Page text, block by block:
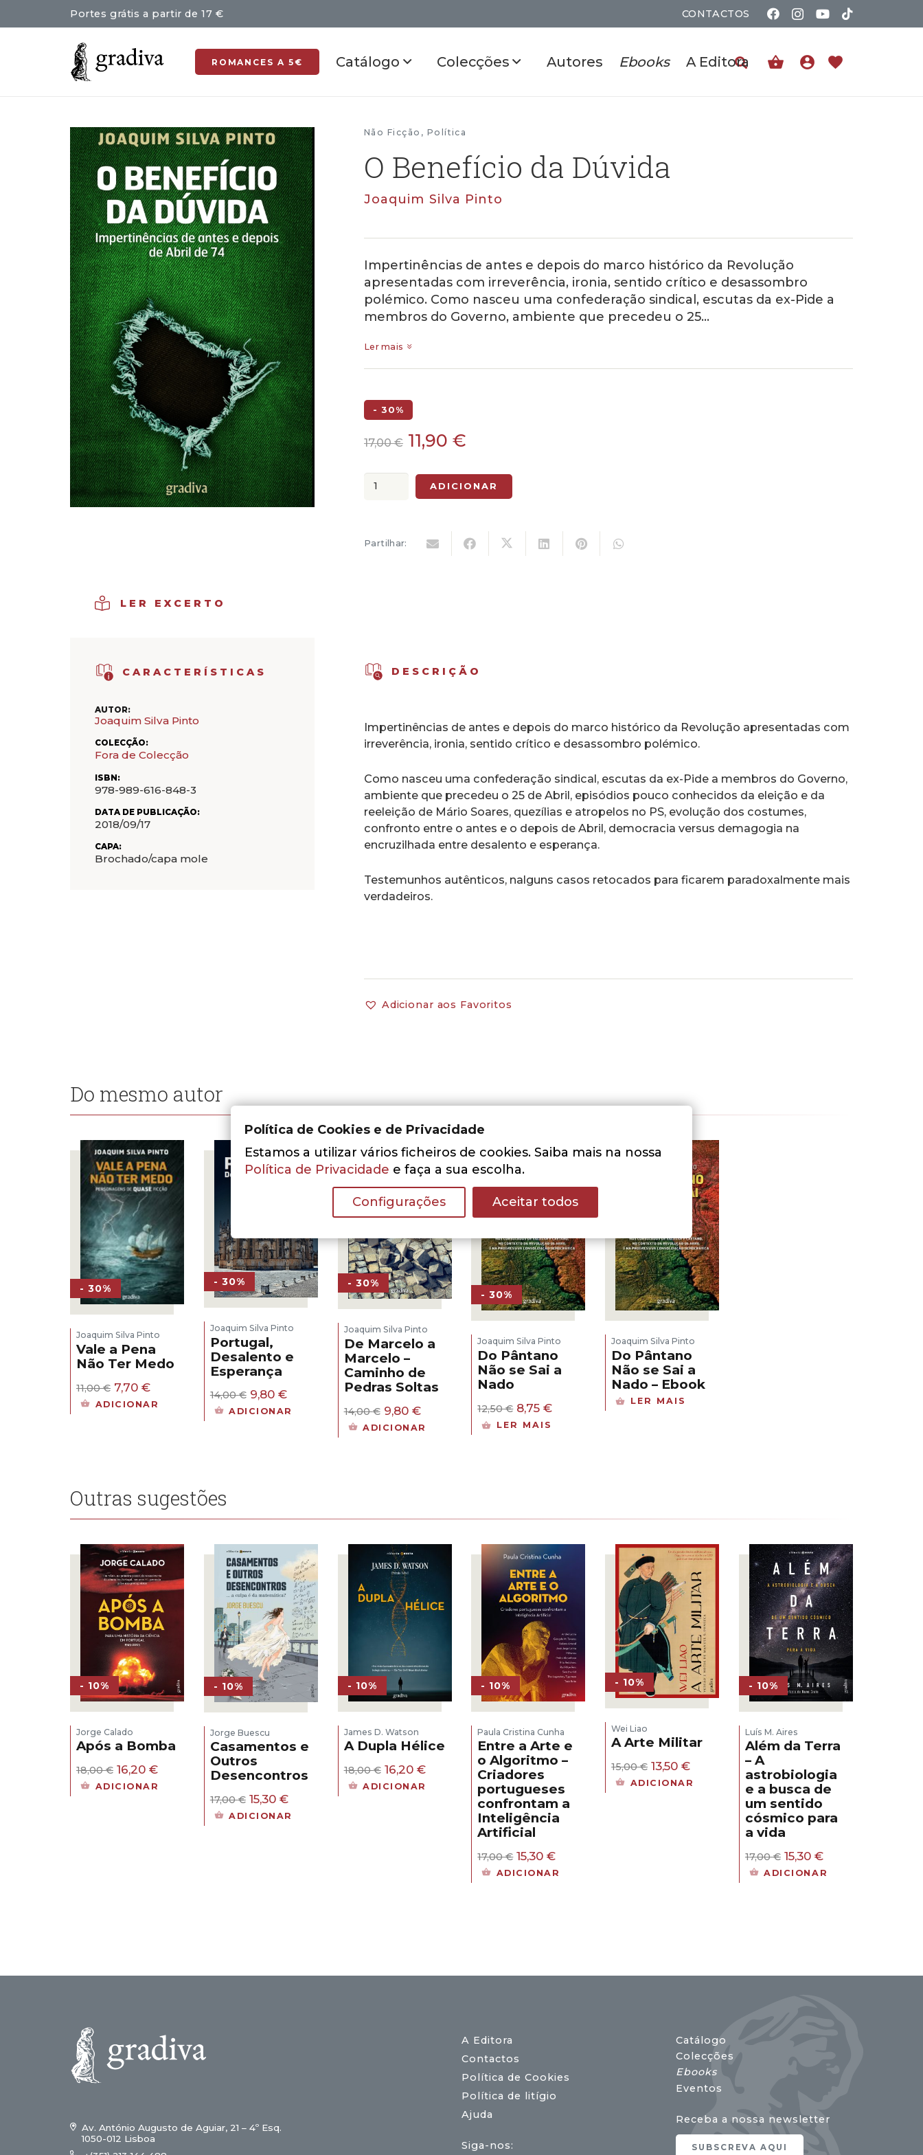
Portes grátis a partir de 17 € CONTACTOS
ROMANCES A 5€ Catálogo Colecções Autores Ebooks A Editora shopping_basket account_circle favorite
Não Ficção , Política
O Benefício da Dúvida
Joaquim Silva Pinto
Impertinências de antes e depois do marco histórico da Revolução
apresentadas com irreverência, ironia, sentido crítico e desassombro
polémico. Como nasceu uma confederação sindical, escutas da ex-Pide a
membros do Governo, ambiente que precedeu o 25…
Ler mais
- 30%
17,00€ O
original
era:
11,90 €
atual
é:
Quantidade
da
ADICIONAR
Partilhar:
LER EXCERTO
CARACTERÍSTICAS
AUTOR:
Joaquim Silva Pinto
COLECÇÃO:
Fora de Colecção
ISBN:
978-989-616-848-3
DATA DE PUBLICAÇÃO:
2018/09/17
CAPA:
Brochado/capa mole
DESCRIÇÃO
Impertinências de antes e depois do marco histórico da Revolução apresentadas com
irreverência, ironia, sentido crítico e desassombro polémico.
Como nasceu uma confederação sindical, escutas da ex-Pide a membros do Governo,
ambiente que precedeu o 25 de Abril, episódios pouco conhecidos da eleição e da
reeleição de Mário Soares, quezílias e atropelos no PS, evolução dos costumes,
confronto entre o antes e o depois de Abril, democracia versus demagogia na
encruzilhada entre desalento e esperança.
Testemunhos autênticos, nalguns casos retocados para ficarem paradoxalmente mais
verdadeiros.
Adicionar aos Favoritos
Do mesmo autor
- 30%
Joaquim Silva Pinto
Vale a Pena
Não Ter Medo
11,00€ O
preço
7,70 €O
preço
ADICIONAR
- 30%
Joaquim Silva Pinto
Portugal,
Desalento e
Esperança
14,00€ O
preço
9,80 €O
preço
ADICIONAR
- 30%
Joaquim Silva Pinto
De Marcelo a
Marcelo –
Caminho de
Pedras Soltas
14,00€ O
preço
original
9,80 €O
preço
atual
ADICIONAR
- 30%
Joaquim Silva Pinto
Do Pântano
Não se Sai a
Nado
12,50€ O
preço
8,75€O
LER MAIS
Joaquim Silva Pinto
Do Pântano
Não se Sai a
Nado – Ebook
LER MAIS
Outras sugestões
- 10%
Jorge Calado
Após a Bomba
18,00€ O
preço
16,20 €O
ADICIONAR
- 10%
Jorge Buescu
Casamentos e
Outros
Desencontros
17,00€ O
preço
15,30 €O
preço
ADICIONAR
- 10%
James D. Watson
A Dupla Hélice
18,00€ O
preço
16,20 €O
ADICIONAR
- 10%
Paula Cristina Cunha
Entre a Arte e
o Algoritmo –
Criadores
portugueses
confrontam a
Inteligência
Artificial
17,00€ O
preço
15,30€O
preço
ADICIONAR
- 10%
Wei Liao
A Arte Militar
15,00€ O
preço
13,50€O
preço
ADICIONAR
- 10%
Luís M. Aires
Além da Terra
– A
astrobiologia
e a busca de
um sentido
cósmico para
a vida
17,00€ O
preço
15,30 €O
preço
ADICIONAR
Av. António Augusto de Aguiar, 21 – 4º Esq.
1050-012 Lisboa
A Editora
Contactos
Política de Cookies
Política de litígio
Ajuda
Siga-nos:
Catálogo
Colecções
Ebooks
Eventos
Receba a nossa newsletter
SUBSCREVA AQUI
Política de Cookies e de Privacidade
Estamos a utilizar vários ficheiros de cookies. Saiba mais na nossa
Política de Privacidade e faça a sua escolha.
Configurações Aceitar todos